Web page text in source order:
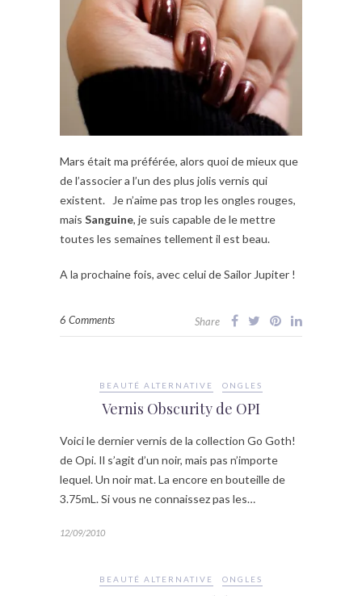
Mars était ma préférée, alors quoi de mieux que
de l’associer a l’un des plus jolis vernis qui
existent. Je n’aime pas trop les ongles rouges,
mais Sanguine, je suis capable de le mettre
toutes les semaines tellement il est beau.
A la prochaine fois, avec celui de Sailor Jupiter !
6 Comments Share
BEAUTÉ ALTERNATIVE ONGLES
Vernis Obscurity de OPI
Voici le dernier vernis de la collection Go Goth!
de Opi. Il s’agit d’un noir, mais pas n’importe
lequel. Un noir mat. La encore en bouteille de
3.75mL. Si vous ne connaissez pas les…
12/09/2010
BEAUTÉ ALTERNATIVE ONGLES